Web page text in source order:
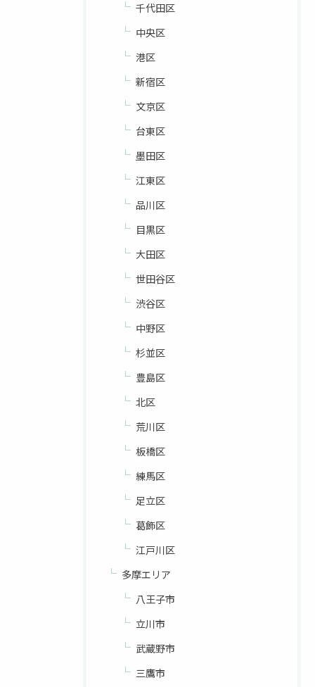
千代田区
中央区
港区
新宿区
文京区
台東区
墨田区
江東区
品川区
目黒区
大田区
世田谷区
渋谷区
中野区
杉並区
豊島区
北区
荒川区
板橋区
練馬区
足立区
葛飾区
江戸川区
多摩エリア
八王子市
立川市
武蔵野市
三鷹市